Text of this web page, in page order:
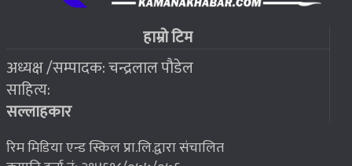
फोरम सुनसरीको अध्यक्षमा खत्वे विजयी
२०७६ बैशाख १३, शुक्रबार
८ भूकम्प पीडितलाई घर निर्माण गर्न लालपुर्जा
हाम्रो टिम
अध्यक्ष /सम्पादक: चन्द्रलाल पौडेल
साहित्य:
सल्लाहकार
रिम मिडिया एन्ड स्किल प्रा.लि.द्वारा संचालित